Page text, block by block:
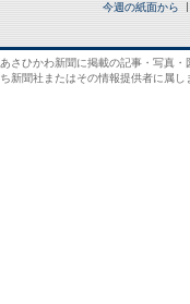
今週の紙面から
あさひかわ新聞に掲載の記事・写真
ち新聞社またはその情報提供者に属し